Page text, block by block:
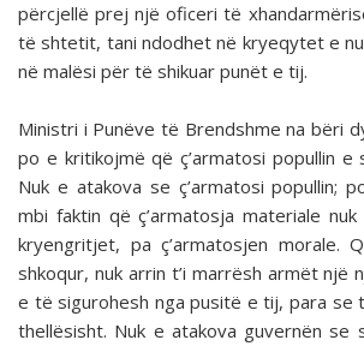
përcjellë prej një oficeri të
të shtetit, tani ndodhet në kryeqytet e
në malësi për të shikuar punët e tij.
Ministri i Punëve të Brendshme na bëri
po e kritikojmë që ç’armatosi popullin e
Nuk e atakova se ç’armatosi popullin;
mbi faktin që ç’armatosja materiale
kryengritjet, pa ç’armatosjen morale.
shkoqur, nuk arrin t’i marrësh armët një
e të sigurohesh nga pusitë e tij, para se
thellësisht. Nuk e atakova guvernën se